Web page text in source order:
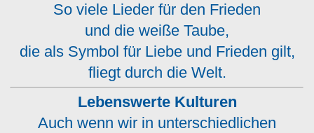
So viele Lieder für den Frieden
und die weiße Taube,
die als Symbol für Liebe und Frieden gilt,
fliegt durch die Welt.
Lebenswerte Kulturen
Auch wenn wir in unterschiedlichen